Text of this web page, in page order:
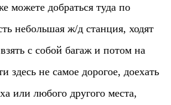
можете добраться туда по
небольшая ж/д станция, ходят
с собой багаж и потом на
здесь не самое дорогое, доехать
или любого другого места,